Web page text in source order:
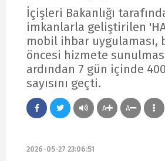
İçişleri Bakanlığı
imkanlarla geliştirilen
mobil ihbar uygulaması,
öncesi hizmete
ardından 7 gün içinde
sayısını geçti.
A A
2026-05-27 23:06:51